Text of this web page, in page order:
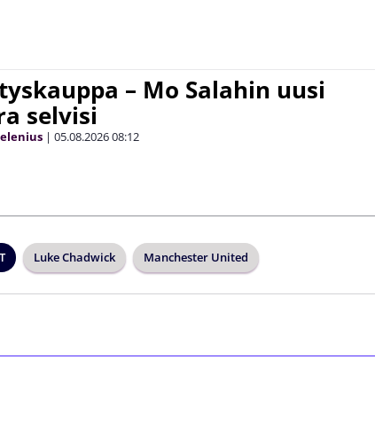
– Mo Salahin uusi
selvisi
| 05.08.202608:12
Luke Chadwick Manchester United